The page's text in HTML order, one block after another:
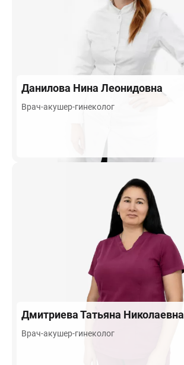
Данилова Нина Леонидовна
Врач-акушер-гинеколог
ДмитриеваТатьяна Николаевна
Врач-акушер-гинеколог